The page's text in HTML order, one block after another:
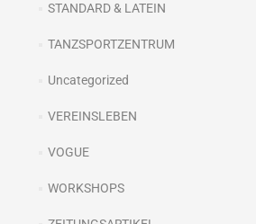
STANDARD & LATEIN
TANZSPORTZENTRUM
Uncategorized
VEREINSLEBEN
VOGUE
WORKSHOPS